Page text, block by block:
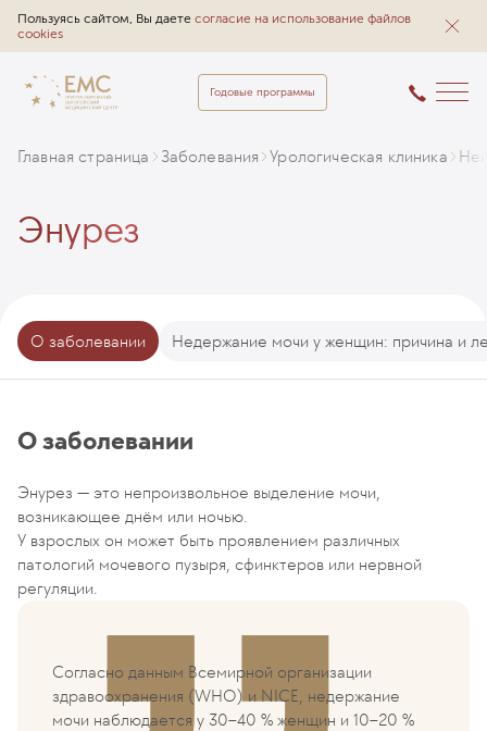
Пользуясь сайтом, Вы даете согласие на использование файлов
cookies
Годовые программы
Главная страница Заболевания Урологическая клиника
Энурез
О заболевании Недержание мочи у женщин: причина и
О заболевании
Энурез — это непроизвольное выделение мочи,
возникающее днём или ночью.
У взрослых он может быть проявлением различных
патологий мочевого пузыря, сфинктеров или нервной
регуляции.
Согласно данным Всемирной организации
здравоохранения (WHO) и NICE, недержание
мочи наблюдается у 30–40 % женщин и 10–20 %